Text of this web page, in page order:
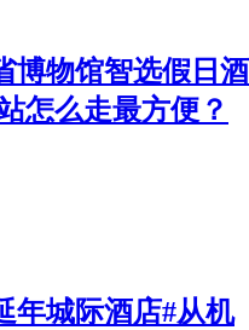
博物馆智选假日酒
怎么走最方便？
年城际酒店#从机